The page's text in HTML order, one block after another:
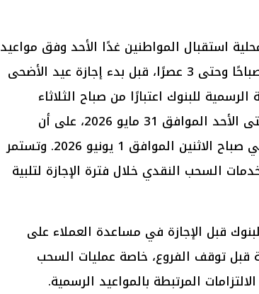
استقبال المواطنين غدًا الأحد وفق مواعيد
العمل المعتادة، من الساعة 8:30 صباحًا وحتى 3 عصرًا، قبل بدء إجازة عيد الأضحى
للبنوك اعتبارًا من صباح الثلاثاء
الموافق 26 مايو 2026، وتستمر حتى الأحد الموافق 31 مايو 2026، على أن
تستأنف البنوك عملها بشكل طبيعي صباح الاثنين الموافق 1 يونيو 2026. وتستمر
السحب النقدي خلال فترة الإجازة لتلبية
قبل الإجازة في مساعدة العملاء على
قبل توقف الفروع، خاصة عمليات السحب
المرتبطة بالمواعيد الرسمية.